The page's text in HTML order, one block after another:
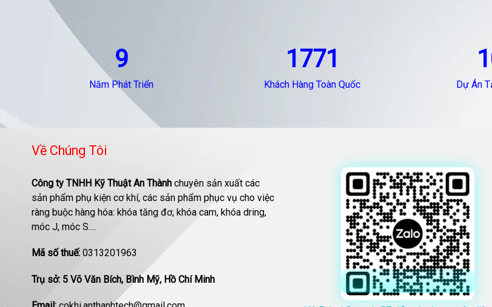
9
Năm Phát Triển
1771
Khách Hàng Toàn Quốc Dự Án
Về Chúng Tôi
Công ty TNHH Kỹ Thuật An Thành chuyên sản xuất các
sản phẩm phụ kiện cơ khí, các sản phẩm phục vụ cho việc
ràng buộc hàng hóa: khóa tăng đơ, khóa cam, khóa dring,
móc J, móc S....
Mã số thuế: 0313201963
Trụ sở: 5 Võ Văn Bích, Bình Mỹ, Hồ Chí Minh